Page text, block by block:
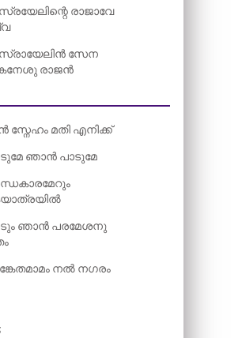
രാജാവേ
സേന
രാജൻ
സ്നേഹം മതി എനിക്ക്
ഞാൻ പാടുമേ
ഞാൻ പരമേശനു
നൽ നഗരം